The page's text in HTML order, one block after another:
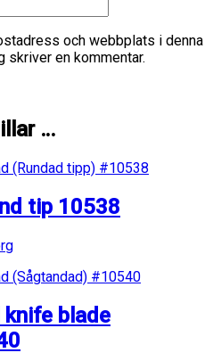
och webbplats i denna
skriver en kommentar.
…
tip 10538
blade